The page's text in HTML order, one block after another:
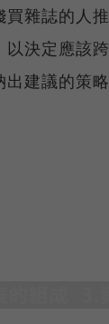
雜誌的人
決定應該
建議的策